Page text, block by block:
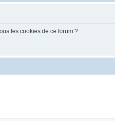
les cookies de ce forum ?